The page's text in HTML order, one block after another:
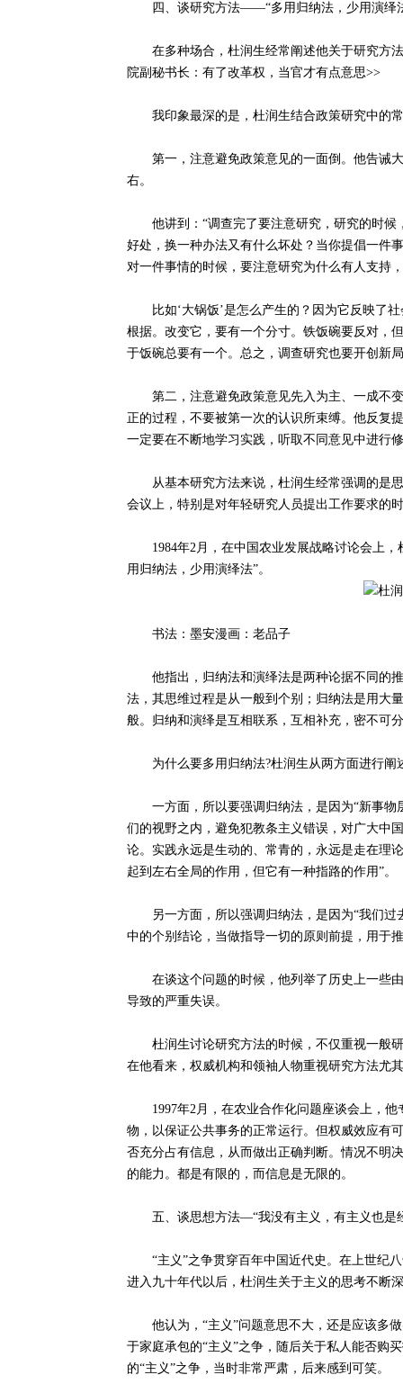
四、谈研究方法——“多用归纳法，少用演绎
在多种场合，杜润生经常阐述他关于研究方法
院副秘书长：有了改革权，当官才有点意思>>
我印象最深的是，杜润生结合政策研究中的常
第一，注意避免政策意见的一面倒。他告诫大
右。
他讲到：“调查完了要注意研究，研究的时候
好处，换一种办法又有什么坏处？当你提倡一件
对一件事情的时候，要注意研究为什么有人支持
比如‘大锅饭’是怎么产生的？因为它反映了社
根据。改变它，要有一个分寸。铁饭碗要反对，
于饭碗总要有一个。总之，调查研究也要开创新
第二，注意避免政策意见先入为主、一成不变
正的过程，不要被第一次的认识所束缚。他反复
一定要在不断地学习实践，听取不同意见中进行
从基本研究方法来说，杜润生经常强调的是思
会议上，特别是对年轻研究人员提出工作要求的
1984年2月，在中国农业发展战略讨论会上，
用归纳法，少用演绎法”。
书法：墨安漫画：老品子
他指出，归纳法和演绎法是两种论据不同的推
法，其思维过程是从一般到个别；归纳法是用大
般。归纳和演绎是互相联系，互相补充，密不可
为什么要多用归纳法?杜润生从两方面进行阐
一方面，所以要强调归纳法，是因为“新事物
们的视野之内，避免犯教条主义错误，对广大中
论。实践永远是生动的、常青的，永远是走在理
起到左右全局的作用，但它有一种指路的作用”。
另一方面，所以强调归纳法，是因为“我们过
中的个别结论，当做指导一切的原则前提，用于
在谈这个问题的时候，他列举了历史上一些由
导致的严重失误。
杜润生讨论研究方法的时候，不仅重视一般研
在他看来，权威机构和领袖人物重视研究方法尤
1997年2月，在农业合作化问题座谈会上，他
物，以保证公共事务的正常运行。但权威效应有
否充分占有信息，从而做出正确判断。情况不明
的能力。都是有限的，而信息是无限的。
五、谈思想方法—“我没有主义，有主义也是
“主义”之争贯穿百年中国近代史。在上世纪八
进入九十年代以后，杜润生关于主义的思考不断
他认为，“主义”问题意思不大，还是应该多做
于家庭承包的“主义”之争，随后关于私人能否购
的“主义”之争，当时非常严肃，后来感到可笑。